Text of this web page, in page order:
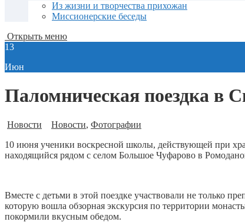
Из жизни и творчества прихожан
Миссионерские беседы
Открыть меню
13
Июн
Паломническая поездка в
Новости Новости, Фотографии
10 июня ученики воскресной школы, действующей при
находящийся рядом с селом Большое Чуфарово в
Вместе с детьми в этой поездке участвовали не только
которую вошла обзорная экскурсия по территории
покормили вкусным обедом.